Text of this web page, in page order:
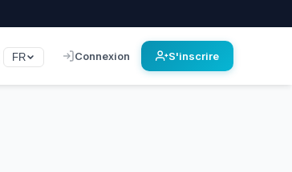
FR Connexion S'inscrire